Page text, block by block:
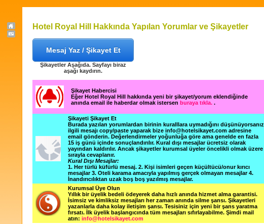
Hotel Royal Hill Hakkında Yapılan Yorumlar ve Şikayetler
Mesaj Yaz / Şikayet Et
Şikayetler Aşağıda. Sayfayı biraz
aşağı kaydırın.
Şikayet Habercisi
Eğer Hotel Royal Hill hakkında yeni bir şikayet/yorum eklendiğinde
anında email ile haberdar olmak istersen buraya tıkla. .
Şikayeti Şikayet Et
Burada yazılan yorumlardan birinin kuralllara uymadığını düşünüyorsanız
ilgili mesajı copy/paste yaparak bize info@hotelsikayet.com adresine
email gönderin. Değerlendirmeler yoğunluğa göre ama genelde en fazla
15 iş günü içinde sonuçlandırılır. Kural dışı mesajlar ücretsiz olarak
yayından kaldırılır. Ancak şikayetler kurumsal üyeler öncelikli olmak üzere
sırayla cevaplanır.
Kural Dışı Mesajlar:
1. Her türlü küfürlü mesaj. 2. Kişi isimleri geçen küçültücü/onur kırıcı
mesajlar 3. Oteli karama amacıyla yapılmış gerçek olmayan mesajlar 4.
İnandırıcılıktan uzak boş boş yazılmış mesajlar.
Kurumsal Üye Olun
Yıllık bir üyelik bedeli ödeyerek daha hızlı anında hizmet alma garantisi.
İsimsiz ve kimliksiz mesajları her zaman anında silme şansı. Şikayetleri
yazanlarla daha kolay iletişim şansı. Tesisiniz için yeni bir şans yaratma
fırsatı. İlk üyelik başlangıcında tüm mesajları sıfırlayabilme. Şimdi mail
atın: info@hotelsikayet.com